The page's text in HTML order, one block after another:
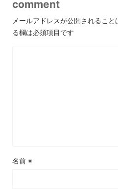
comment
メールアドレスが公開されること
る欄は必須項目です
名前 ※